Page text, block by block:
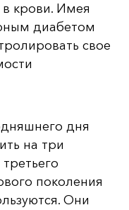
крови. Имея
диабетом
свое
дня
на три
поколения
Они